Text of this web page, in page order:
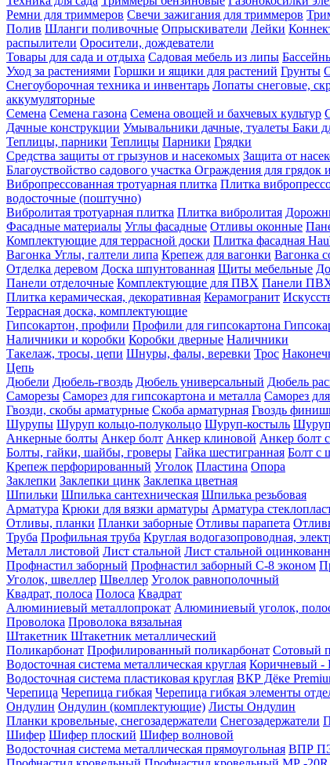
Ремни для триммеров Свечи зажигания для триммеров
Полив Шланги поливочные Опрыскиватели Лейки
распылители Оросители, дождеватели
Товары для сада и отдыха Садовая мебель из липы
Уход за растениями Горшки и ящики для растений Грунты
Снегоуборочная техника и инвентарь Лопаты снеговые,
аккумуляторные
Семена Семена газона Семена овощей и бахчевых культур
Дачные конструкции Умывальники дачные, туалеты Баки
Теплицы, парники Теплицы Парники Грядки
Средства защиты от грызунов и насекомых Защита от
Благоуствойство садового участка Ограждения для грядок
Вибропрессованная тротуарная плитка Плитка
водосточные (поштучно)
Вибролитая тротуарная плитка Плитка вибролитая
Фасадные материалы Углы фасадные Отливы оконные
Комплектующие для террасной доски Плитка фасадная
Вагонка Углы, галтели липа Крепеж для вагонки Вагонка
Отделка деревом Доска шпунтованная Щиты мебельные
Панели отделочные Комплектующие для ПВХ Панели
Плитка керамическая, декоративная Керамогранит
Террасная доска, комплектующие
Гипсокартон, профили Профили для гипсокартона
Наличники и коробки Коробки дверные Наличники
Такелаж, тросы, цепи Шнуры, фалы, веревки Трос
Цепь
Дюбели Дюбель-гвоздь Дюбель универсальный Дюбель
Саморезы Саморез для гипсокартона и металла Саморез
Гвозди, скобы арматурные Скоба арматурная Гвоздь
Шурупы Шуруп кольцо-полукольцо Шуруп-костыль Шуруп
Анкерные болты Анкер болт Анкер клиновой Анкер болт
Болты, гайки, шайбы, гроверы Гайка шестигранная Болт c
Крепеж перфорированный Уголок Пластина Опора
Заклепки Заклепки цинк Заклепка цветная
Шпильки Шпилька сантехническая Шпилька резьбовая
Арматура Крюки для вязки арматуры Арматура
Отливы, планки Планки заборные Отливы парапета
Труба Профильная труба Круглая водогазопроводная,
Металл листовой Лист стальной Лист стальной
Профнастил заборный Профнастил заборный С-8 эконом
Уголок, швеллер Швеллер Уголок равнополочный
Квадрат, полоса Полоса Квадрат
Алюминиевый металлопрокат Алюминиевый уголок,
Проволока Проволока вязальная
Штакетник Штакетник металлический
Поликарбонат Профилированный поликарбонат Сотовый
Водосточная система металлическая круглая Коричневый -
Водосточная система пластиковая круглая ВКР Дёке
Черепица Черепица гибкая Черепица гибкая элементы
Ондулин Ондулин (комплектующие) Листы Ондулин
Планки кровельные, снегозадержатели Снегозадержатели
Шифер Шифер плоский Шифер волновой
Водосточная система металлическая прямоугольная ВПР